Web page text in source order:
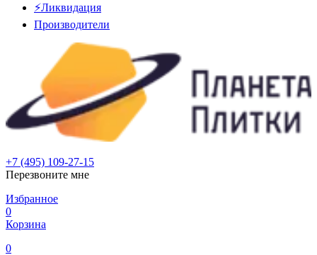
⚡Ликвидация
Производители
+7 (495) 109-27-15
Перезвоните мне
Избранное
0
Корзина
0